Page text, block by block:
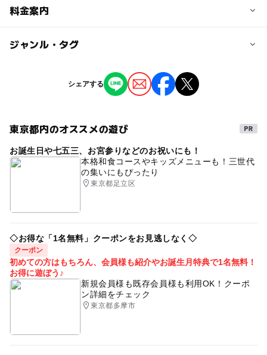
対象年齢
※この記事はプレスリリースをもとに「いこーよ」が作成
しています。
※掲載内容はプレスリリース発表時のものです。
※イベントの内容は予告なく変更になる場合があります。
公式情報を確認してお出かけください。
料金案内
子供の料金詳細
大人の料金詳細
ジャンル・タグ
タグ
ワークショップ
シェアする
東京都内のオススメの遊び
お誕生日や七五三、お宮参りなどのお祝いにも！
本格和食コースやキッズメニューも！三世代
の集いにもぴったり
東京都足立区
◇お得な「1名無料」クーポンをお見逃しなく◇
クーポン
初めての方はもちろん、会員様も紹介やお誕生月特典で1名無料！
お得に遊ぼう♪
新規会員様も既存会員様も利用OK！クーポ
ン詳細をチェック
東京都多摩市